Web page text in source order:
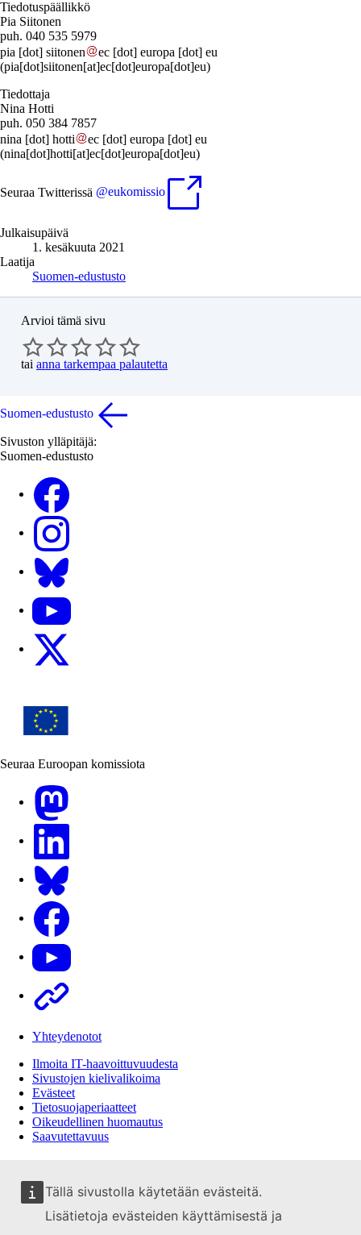
Tällä sivustolla käytetään evästeitä.
Lisätietoja evästeiden käyttämisestä ja
Tiedotuspäällikkö
Pia Siitonen
puh. 040 535 5979
pia [dot] siitonen ec [dot] europa [dot] eu
(pia[dot]siitonen[at]ec[dot]europa[dot]eu)
Tiedottaja
Nina Hotti
puh. 050 384 7857
nina [dot] hotti ec [dot] europa [dot] eu
(nina[dot]hotti[at]ec[dot]europa[dot]eu)
Seuraa Twitterissä @eukomissio
Julkaisupäivä
1. kesäkuuta 2021
Laatija
Suomen-edustusto
Arvioi tämä sivu
tai anna tarkempaa palautetta
Suomen-edustusto
Sivuston ylläpitäjä:
Suomen-edustusto
Seuraa Euroopan komissiota
Yhteydenotot
Ilmoita IT-haavoittuvuudesta
Sivustojen kielivalikoima
Evästeet
Tietosuojaperiaatteet
Oikeudellinen huomautus
Saavutettavuus